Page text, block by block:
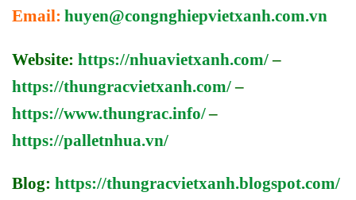
Email: huyen@congnghiepvietxanh.com.vn
Website: https://nhuavietxanh.com/–
https://thungracvietxanh.com/–
https://www.thungrac.info/–
https://palletnhua.vn/
Blog: https://thungracvietxanh.blogspot.com/